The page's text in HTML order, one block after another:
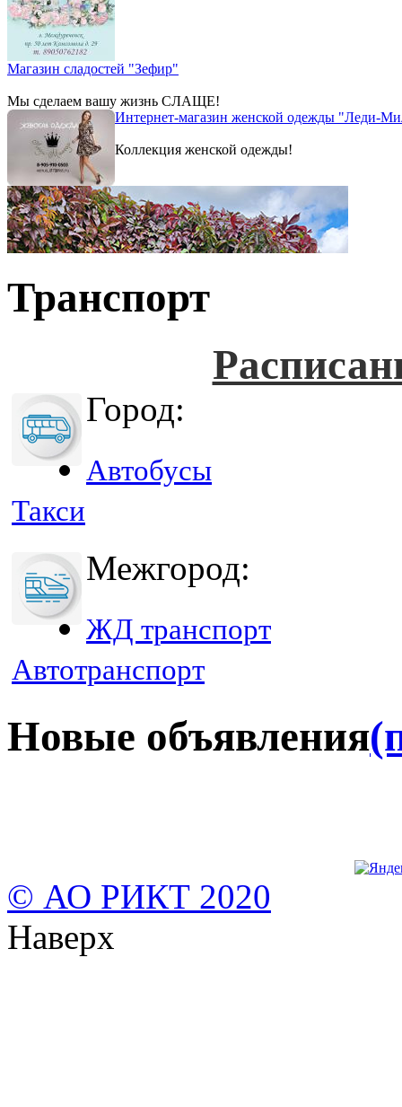
Магазин сладостей "Зефир"
Мы сделаем вашу жизнь СЛАЩЕ!
Интернет-магазин женской одежды "Леди-
Коллекция женской одежды!
Транспорт
Город:
Автобусы
Такси
Межгород:
ЖД транспорт
Автотранспорт
Новые объявления
© АО РИКТ 2020
Наверх